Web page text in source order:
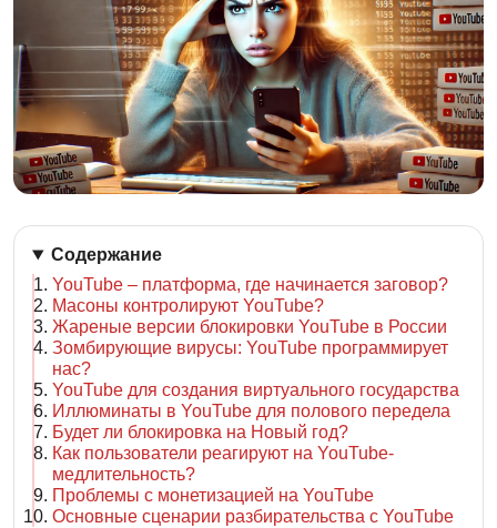
Содержание
YouTube – платформа, где начинается заговор?
Масоны контролируют YouTube?
Жареные версии блокировки YouTube в России
Зомбирующие вирусы: YouTube программирует
нас?
YouTube для создания виртуального государства
Иллюминаты в YouTube для полового передела
Будет ли блокировка на Новый год?
Как пользователи реагируют на YouTube-
медлительность?
Проблемы с монетизацией на YouTube
Основные сценарии разбирательства с YouTube